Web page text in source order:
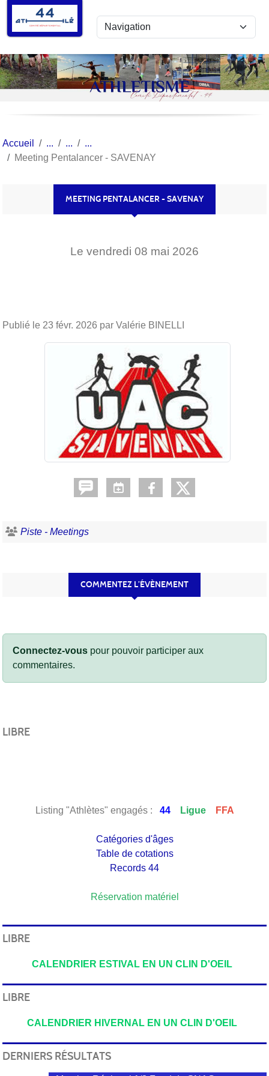
Accueil
Meeting Pentalancer - SAVENAY
MEETING PENTALANCER - SAVENAY
Le vendredi 08 mai 2026
Publié le 23 févr. 2026 par Valérie BINELLI
Piste - Meetings
COMMENTEZ L’ÉVÈNEMENT
Connectez-vous pour pouvoir participer aux
commentaires.
LIBRE
Listing "Athlètes" engagés : 44 Ligue FFA
Catégories d'âges
Table de cotations
Records 44
Réservation matériel
LIBRE
CALENDRIER ESTIVAL EN UN CLIN D'OEIL
LIBRE
CALENDRIER HIVERNAL EN UN CLIN D'OEIL
DERNIERS RÉSULTATS
Panneau de gestion des cookies